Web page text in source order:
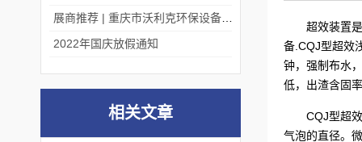
超效装置
备.CQJ型超效
钟，强制布水
低，出渣含固
CQJ型超
气泡的直径。
2022年国庆放假通知
相关文章